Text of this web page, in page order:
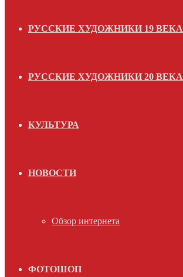
РУССКИЕ ХУДОЖНИКИ 19 ВЕКА
РУССКИЕ ХУДОЖНИКИ 20 ВЕКА
КУЛЬТУРА
НОВОСТИ
Обзор интернета
ФОТОШОП